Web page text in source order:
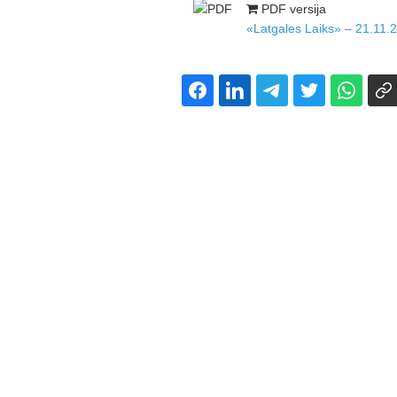
PDF versija
«Latgales Laiks» –